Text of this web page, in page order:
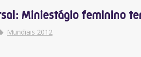
Miniestágio feminino
Mundiais 2012